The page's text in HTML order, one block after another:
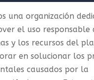
una organización
el uso responsable
y los recursos del
en solucionar los
causados por la